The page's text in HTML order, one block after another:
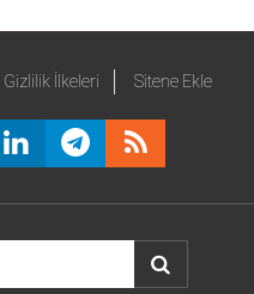
Gizlilik İlkeleri Sitene Ekle